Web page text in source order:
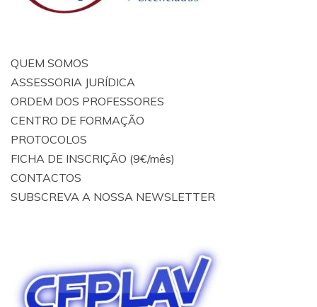
QUEM SOMOS
ASSESSORIA JURÍDICA
ORDEM DOS PROFESSORES
CENTRO DE FORMAÇÃO
PROTOCOLOS
FICHA DE INSCRIÇÃO (9€/mês)
CONTACTOS
SUBSCREVA A NOSSA NEWSLETTER